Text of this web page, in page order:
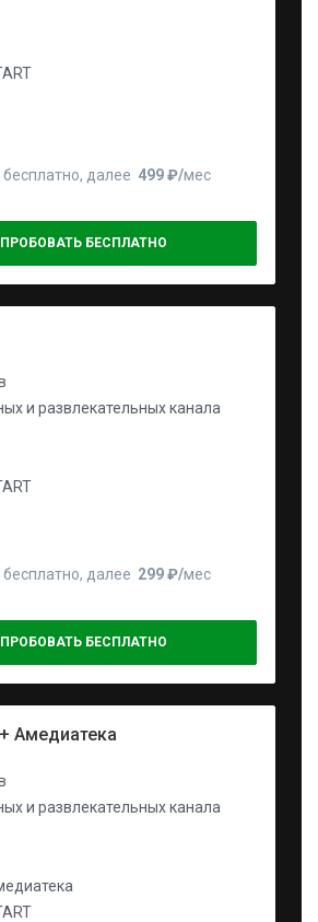
далее 499 ₽⁠/⁠мес
БЕСПЛАТНО
и развлекательных канала
далее 299 ₽⁠/⁠мес
БЕСПЛАТНО
Амедиатека
и развлекательных канала